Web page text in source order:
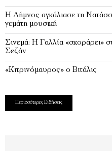
Η Λήμνος αγκάλιασε τη
γεμάτη μουσική
Σινεμά: Η Γαλλία «σκοράρει»
Σεζάν
«Κιτρινόμαυρος» ο Βιτάλις
Περισσότερες Ειδήσεις